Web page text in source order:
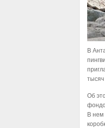
В
тысяч
Об
В нем